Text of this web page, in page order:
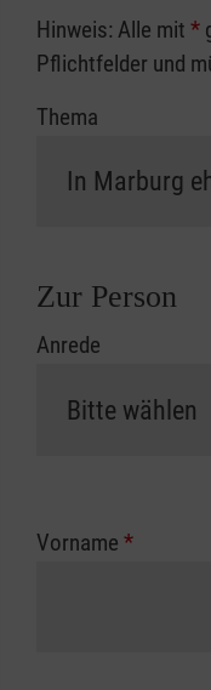
Hinweis: Alle mit *
Pflichtfelder und
Thema
Zur Person
Anrede
Vorname *